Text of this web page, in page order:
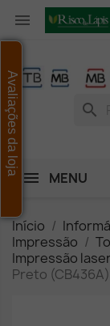

search
MENU
Início
Impressão
Impressão
Preto (CB436A)
Avaliações da loja